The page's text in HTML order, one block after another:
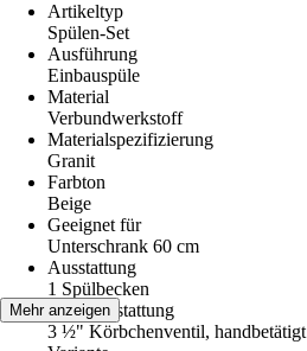
Artikeltyp
Spülen-Set
Ausführung
Einbauspüle
Material
Verbundwerkstoff
Materialspezifizierung
Granit
Farbton
Beige
Geeignet für
Unterschrank 60 cm
Ausstattung
1 Spülbecken
Ventilausstattung
3 ½" Körbchenventil, handbetätigt
Mehr anzeigen